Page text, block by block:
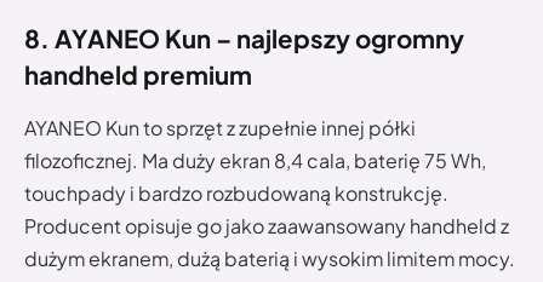
8. AYANEO Kun – najlepszy ogromny
handheld premium
AYANEO Kun to sprzęt z zupełnie innej półki
filozoficznej. Ma duży ekran 8,4 cala, baterię 75 Wh,
touchpady i bardzo rozbudowaną konstrukcję.
Producent opisuje go jako zaawansowany handheld z
dużym ekranem, dużą baterią i wysokim limitem mocy.